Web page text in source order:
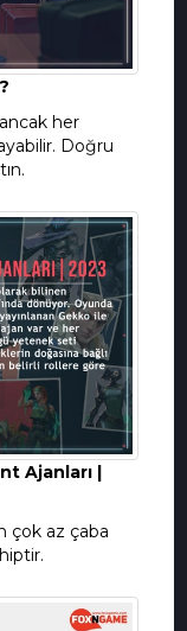
her
Doğru
Ajanları |
çok az çaba